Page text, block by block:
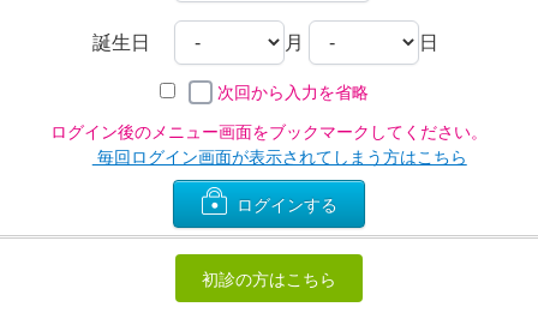
誕生日 月 日
次回から入力を省略
ログイン後のメニュー画面をブックマークしてください。
毎回ログイン画面が表示されてしまう方はこちら
ログインする
初診の方はこちら